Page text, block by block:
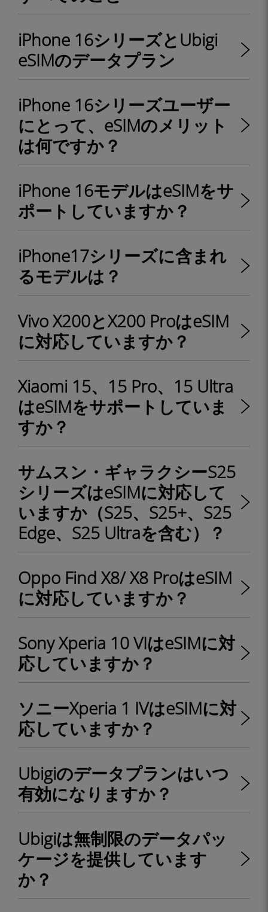
iPhone 16シリーズとUbigi
eSIMのデータプラン
iPhone 16シリーズユーザー
にとって、eSIMのメリット
は何ですか？
iPhone 16モデルはeSIMをサ
ポートしていますか？
iPhone17シリーズに含まれ
るモデルは？
Vivo X200とX200 ProはeSIM
に対応していますか？
Xiaomi 15、15 Pro、15 Ultra
はeSIMをサポートしていま
すか？
サムスン・ギャラクシーS25
シリーズはeSIMに対応して
いますか（S25、S25+、S25
Edge、S25 Ultraを含む）？
Oppo Find X8/ X8 ProはeSIM
に対応していますか？
Sony Xperia 10 VIはeSIMに対
応していますか？
ソニーXperia 1 IVはeSIMに対
応していますか？
Ubigiのデータプランはいつ
有効になりますか？
Ubigiは無制限のデータパッ
ケージを提供しています
か？